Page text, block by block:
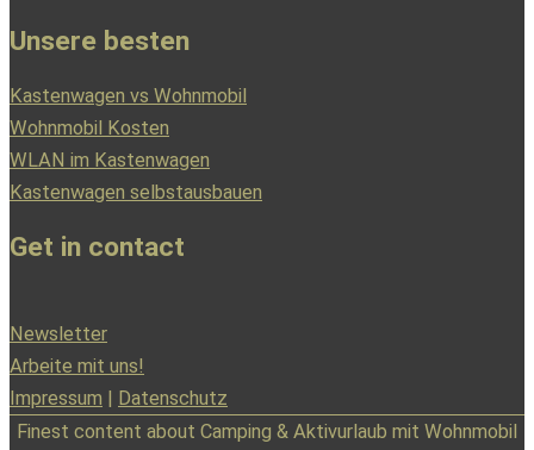
Unsere besten
Kastenwagen vs Wohnmobil
Wohnmobil Kosten
WLAN im Kastenwagen
Kastenwagen selbstausbauen
Get in contact
Newsletter
Arbeite mit uns!
Impressum | Datenschutz
Finest content about Camping & Aktivurlaub mit Wohnmobil